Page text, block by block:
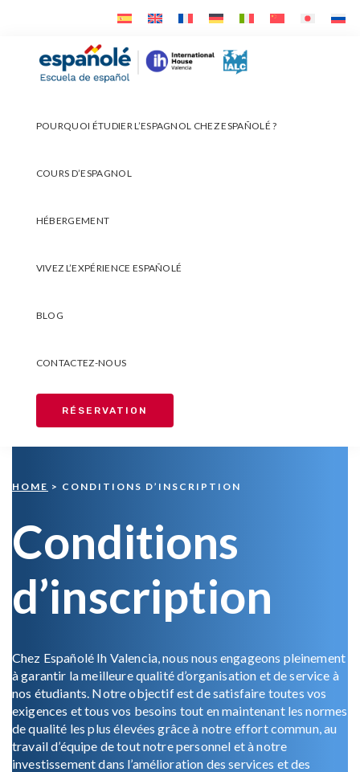
primary
POURQUOI ÉTUDIER L’ESPAGNOL CHEZ ESPAÑOLÉ ?
COURS D’ESPAGNOL
HÉBERGEMENT
VIVEZ L’EXPÉRIENCE ESPAÑOLÉ
BLOG
CONTACTEZ-NOUS
RÉSERVATION
HOME > CONDITIONS D’INSCRIPTION
Conditions
d’inscription
Chez Españolé Ih Valencia, nous nous engageons pleinement
à garantir la meilleure qualité d’organisation et de service à
nos étudiants. Notre objectif est de satisfaire toutes vos
exigences et tous vos besoins tout en maintenant les normes
de qualité les plus élevées grâce à notre effort commun, au
travail d’équipe de tout notre personnel et à notre
investissement dans l’amélioration des services et des